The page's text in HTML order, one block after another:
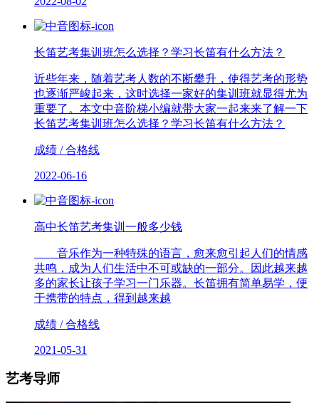
长笛艺考集训班怎么选择？学习长笛有什么方法？
近些年来，随着艺考人数的不断攀升，使得艺考的形势
也逐渐严峻起来，这时选择一家好的集训班就显得尤为
重要了。本文中音阶梯小编就带大家一起来来了解一下
长笛艺考集训班怎么选择？学习长笛有什么方法？
成绩 / 合格线
2022-06-16
高中长笛艺考集训一般多少钱
音乐作为一种特殊的语言，愈来愈引起人们的情感
共鸣，成为人们生活中不可或缺的一部分。因此越来越
多的家长让孩子学习一门乐器。长笛拥有简单易学，便
于携带的特点，得到越来越
成绩 / 合格线
2021-05-31
艺考导师